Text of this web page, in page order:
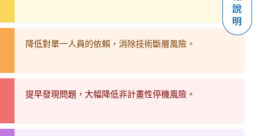
降低對單一人員的依賴，消除技術斷層風險。
提早發現問題，大幅降低非計畫性停機風險。